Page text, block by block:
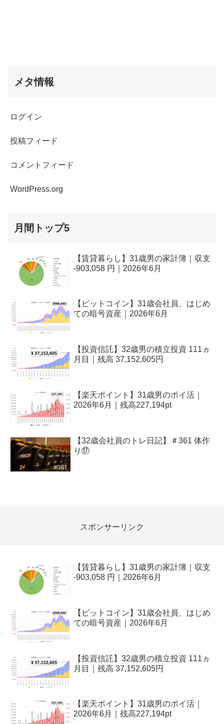
メタ情報
ログイン
投稿フィード
コメントフィード
WordPress.org
月間トップ5
【賃貸暮らし】31歳男の家計簿｜収支
-903,058 円｜2026年6月
【ビットコイン】31歳会社員、はじめ
ての暗号資産｜2026年6月
【投資信託】32歳男の積立投資 111ヵ
月目｜残高 37,152,605円
【楽天ポイント】31歳男のポイ活｜
2026年6月｜残高227,194pt
【32歳会社員のトレ日記】＃361 体作
り⑰
スポンサーリンク
【賃貸暮らし】31歳男の家計簿｜収支
-903,058 円｜2026年6月
【ビットコイン】31歳会社員、はじめ
ての暗号資産｜2026年6月
【投資信託】32歳男の積立投資 111ヵ
月目｜残高 37,152,605円
【楽天ポイント】31歳男のポイ活｜
2026年6月｜残高227,194pt